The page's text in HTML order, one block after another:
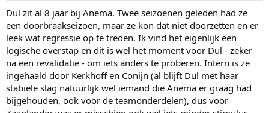
Dul zit al 8 jaar bij Anema. Twee seizoenen geleden had ze
een doorbraakseizoen, maar ze kon dat niet doorzetten en er
leek wat regressie op te treden. Ik vind het eigenlijk een
logische overstap en dit is wel het moment voor Dul - zeker
na een revalidatie - om iets anders te proberen. Intern is ze
ingehaald door Kerkhoff en Conijn (al blijft Dul met haar
stabiele slag natuurlijk wel iemand die Anema er graag had
bijgehouden, ook voor de teamonderdelen), dus voor